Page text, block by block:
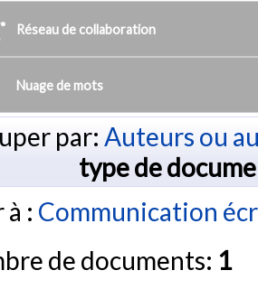
Réseau de collaboration
Nuage de mots
par: Auteurs ou
type de
: Communication
de documents: 1